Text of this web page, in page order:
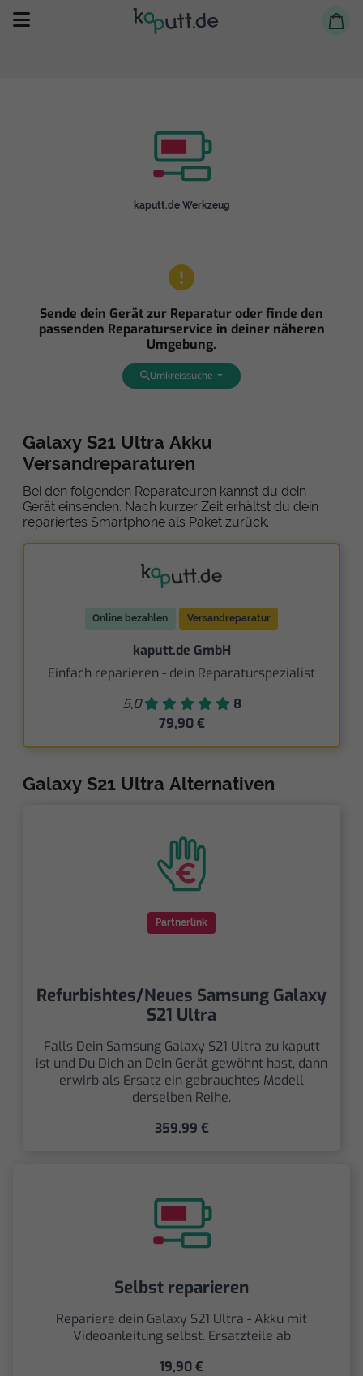
Selbst reparieren
kaputt.de Werkzeug
Sende dein Gerät zur Reparatur oder finde den
passenden Reparaturservice in deiner näheren
Umgebung.
Umkreissuche
Galaxy S21 Ultra Akku
Versandreparaturen
Bei den folgenden Reparateuren kannst du dein
Gerät einsenden. Nach kurzer Zeit erhältst du dein
repariertes Smartphone als Paket zurück.
Online bezahlen Versandreparatur
kaputt.de GmbH
Einfach reparieren - dein Reparaturspezialist
5,0
8
79,90 €
Galaxy S21 Ultra Alternativen
Partnerlink
Refurbishtes/Neues Samsung Galaxy
S21 Ultra
Falls Dein Samsung Galaxy S21 Ultra zu kaputt
ist und Du Dich an Dein Gerät gewöhnt hast, dann
erwirb als Ersatz ein gebrauchtes Modell
derselben Reihe.
359,99 €
Selbst reparieren
Repariere dein Galaxy S21 Ultra - Akku mit
Videoanleitung selbst. Ersatzteile ab
19,90 €